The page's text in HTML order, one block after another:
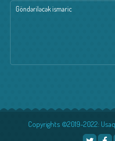
Copyrights ©2019-2022: